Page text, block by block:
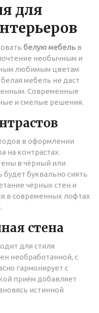
для
белую мебель в
необычным и
любимым цветам
мебель не даст
Современные
и смелые решения.
в оформлении
на контрастах.
в чёрный или
буквально сиять
чёрных стен и
в современных лофтах
стена
для стиля
необработанной, с
гармонирует с
приём добавляет
истинной